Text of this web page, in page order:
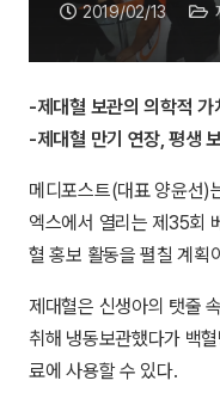
2019/02/13
-제대혈 보관의 의학적
-제대혈 만기 연장, 평생
메디포스트(대표 양윤선)
엑스에서 열리는 제35회
혈 홍보 활동을 펼칠 계획
제대혈은 신생아의 탯줄
취해 냉동보관했다가 백
료에 사용할 수 있다.